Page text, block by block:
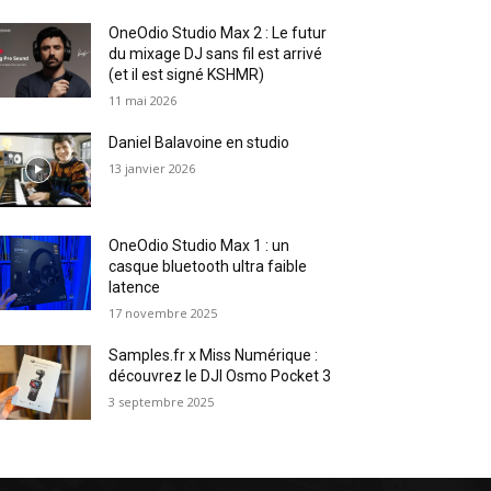
OneOdio Studio Max 2 : Le futur
du mixage DJ sans fil est arrivé
(et il est signé KSHMR)
11 mai 2026
Daniel Balavoine en studio
13 janvier 2026
OneOdio Studio Max 1 : un
casque bluetooth ultra faible
latence
17 novembre 2025
Samples.fr x Miss Numérique :
découvrez le DJI Osmo Pocket 3
3 septembre 2025